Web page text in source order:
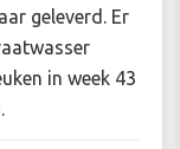
geleverd. Er
in week 43